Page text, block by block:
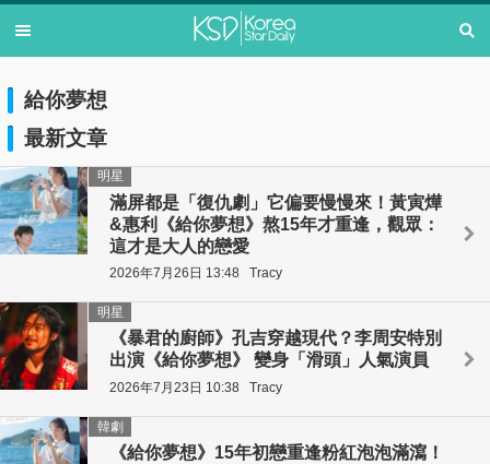
給你夢想
最新文章
滿屏都是「復仇劇」它偏要慢慢來！黃寅燁
&惠利《給你夢想》熬15年才重逢，觀眾：
這才是大人的戀愛
明星
2026年7月26日 13:48 Tracy
《暴君的廚師》孔吉穿越現代？李周安特別
出演《給你夢想》 變身「滑頭」人氣演員
明星
2026年7月23日 10:38 Tracy
《給你夢想》15年初戀重逢粉紅泡泡滿瀉！
韓劇